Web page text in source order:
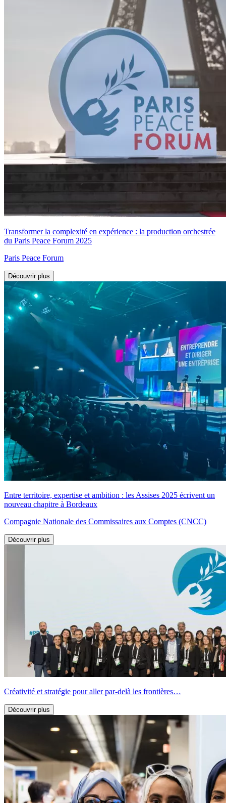
Transformer la complexité en expérience : la production orchestrée
du Paris Peace Forum 2025
Paris Peace Forum
Découvrir plus
Entre territoire, expertise et ambition : les Assises 2025 écrivent un
nouveau chapitre à Bordeaux
Compagnie Nationale des Commissaires aux Comptes (CNCC)
Découvrir plus
Créativité et stratégie pour aller par-delà les frontières…
Découvrir plus